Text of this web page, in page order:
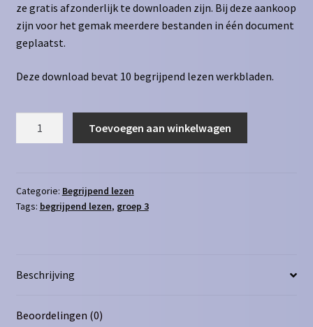
ze gratis afzonderlijk te downloaden zijn. Bij deze aankoop
zijn voor het gemak meerdere bestanden in één document
geplaatst.
Deze download bevat 10 begrijpend lezen werkbladen.
Toevoegen aan winkelwagen
Categorie: Begrijpend lezen
Tags: begrijpend lezen, groep 3
Beschrijving
Beoordelingen (0)